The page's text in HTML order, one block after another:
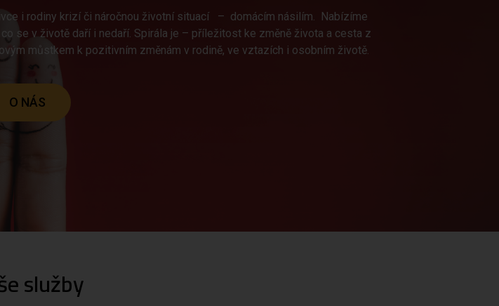
i rodiny krizí či náročnou životní situací – domácím násilím. Nabízíme
se v životě daří i nedaří. Spirála je – příležitost ke změně života a cesta z
můstkem k pozitivním změnám v rodině, ve vztazích i osobním životě.
O NÁS
služby